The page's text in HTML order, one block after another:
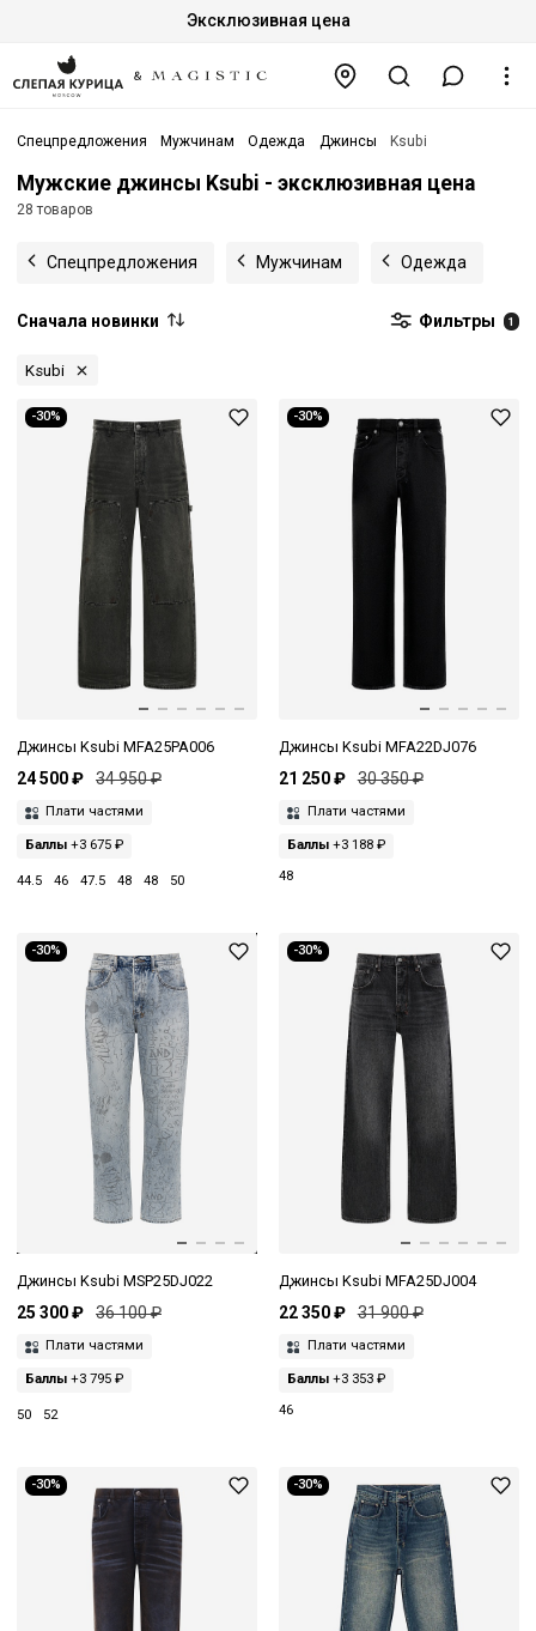
Эксклюзивная цена
Спецпредложения Мужчинам Одежда Джинсы Ksubi
Мужские джинсы Ksubi - эксклюзивная цена
28 товаров
Спецпредложения Мужчинам Одежда
Сначала новинки Фильтры 1
Ksubi
-30%
Джинсы Ksubi MFA25PA006
24 500 ₽ 34 950 ₽
Плати частями
Баллы +3 675 ₽
44.5 46 47.5 48 48 50
-30%
Джинсы Ksubi MFA22DJ076
21 250 ₽ 30 350 ₽
Плати частями
Баллы+3 188 ₽
48
-30%
Джинсы Ksubi MSP25DJ022
25 300 ₽ 36 100 ₽
Плати частями
Баллы +3 795 ₽
50 52
-30%
Джинсы Ksubi MFA25DJ004
22 350 ₽ 31 900 ₽
Плати частями
Баллы+3 353 ₽
46
-30% -30%